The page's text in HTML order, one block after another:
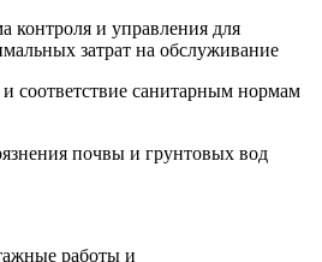
контроля и управления для
затрат на обслуживание
и соответствие санитарным нормам
почвы и грунтовых вод
работы и